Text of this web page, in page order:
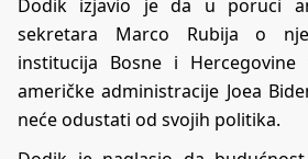
Dodik izjavio je da u poruci
sekretara Marco Rubija o
institucija Bosne i Hercegovine
američke administracije Joea
neće odustati od svojih politika.